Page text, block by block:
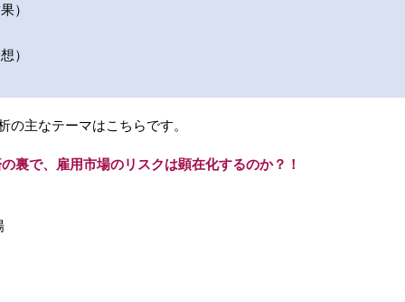
）
）
の主なテーマはこちらです。
裏で、雇用市場のリスクは顕在化するのか？！